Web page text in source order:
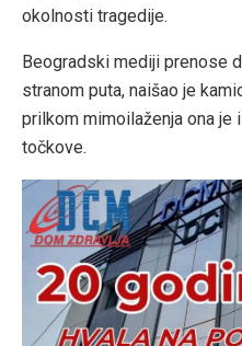
okolnosti tragedije.
Beogradski mediji prenose
stranom puta, naišao je
prilkom mimoilaženja ona je
točkove.